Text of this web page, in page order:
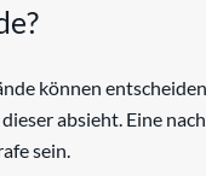
können
absieht. Eine
sein.